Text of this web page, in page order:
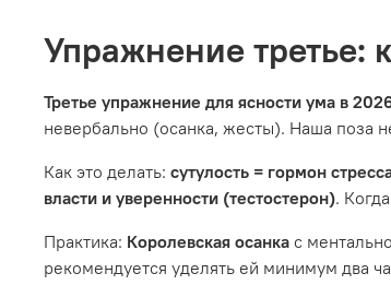
Упражнение третье:
Третье упражнение для ясности ума в
невербально (осанка, жесты). Наша поза
Как это делать: сутулость = гормон
власти и уверенности (тестостерон).
Практика: Королевская осанка с
рекомендуется уделять ей минимум два